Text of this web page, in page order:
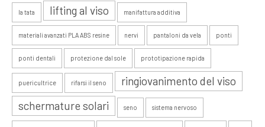
la tata lifting al viso manifattura additiva
materiali avanzati PLA ABS resine nervi pantaloni da vela ponti
ponti dentali protezione dal sole prototipazione rapida
puericultrice rifarsi il seno
ringiovanimento del viso
schermature solari
seno sistema nervoso